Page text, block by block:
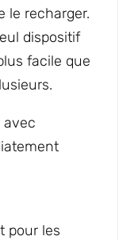
le recharger.
dispositif
facile que
avec
pour les